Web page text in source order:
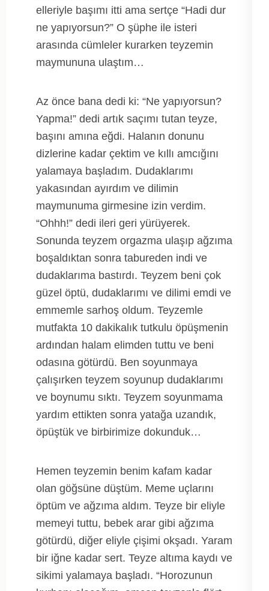
elleriyle başımı itti ama sertçe “Hadi dur
ne yapıyorsun?” O şüphe ile isteri
arasında cümleler kurarken teyzemin
maymununa ulaştım…
Az önce bana dedi ki: “Ne yapıyorsun?
Yapma!” dedi artık saçımı tutan teyze,
başını amına eğdi. Halanın donunu
dizlerine kadar çektim ve kıllı amcığını
yalamaya başladım. Dudaklarımı
yakasından ayırdım ve dilimin
maymunuma girmesine izin verdim.
“Ohhh!” dedi ileri geri yürüyerek.
Sonunda teyzem orgazma ulaşıp ağzıma
boşaldıktan sonra tabureden indi ve
dudaklarıma bastırdı. Teyzem beni çok
güzel öptü, dudaklarımı ve dilimi emdi ve
emmemle sarhoş oldum. Teyzemle
mutfakta 10 dakikalık tutkulu öpüşmenin
ardından halam elimden tuttu ve beni
odasına götürdü. Ben soyunmaya
çalışırken teyzem soyunup dudaklarımı
ve boynumu sıktı. Teyzem soyunmama
yardım ettikten sonra yatağa uzandık,
öpüştük ve birbirimize dokunduk…
Hemen teyzemin benim kafam kadar
olan göğsüne düştüm. Meme uçlarını
öptüm ve ağzıma aldım. Teyze bir eliyle
memeyi tuttu, bebek arar gibi ağzıma
götürdü, diğer eliyle çişimi okşadı. Yaram
bir iğne kadar sert. Teyze altıma kaydı ve
sikimi yalamaya başladı. “Horozunun